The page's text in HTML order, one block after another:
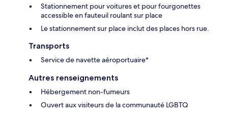
Stationnement pour voitures et pour fourgonettes
accessible en fauteuil roulant sur place
Le stationnement sur place inclut des places hors rue.
Transports
Service de navette aéroportuaire*
Autres renseignements
Hébergement non-fumeurs
Ouvert aux visiteurs de la communauté LGBTQ